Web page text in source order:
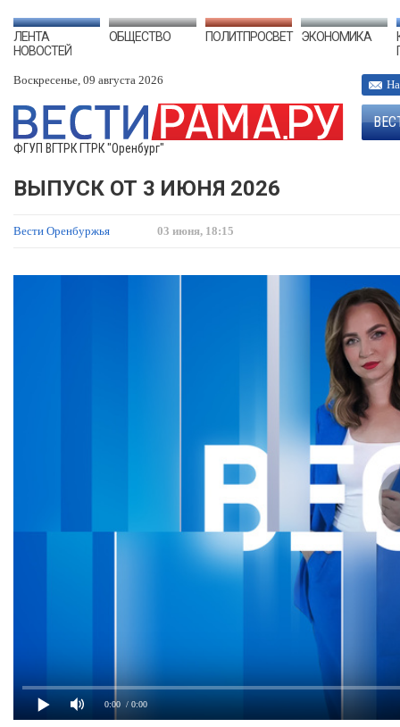
ЛЕНТА
НОВОСТЕЙ
ОБЩЕСТВО ПОЛИТПРОСВЕТ ЭКОНОМИКА
Воскресенье, 09 августа 2026
ФГУП ВГТРК ГТРК "Оренбург"
ВЫПУСК ОТ 3 ИЮНЯ 2026
Вести Оренбуржья 03 июня, 18:15
0:00 / 0:00